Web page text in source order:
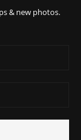
& new photos.